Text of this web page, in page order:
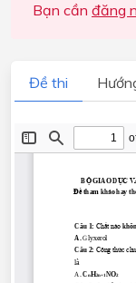
Bạn cần đăng
Đề thi